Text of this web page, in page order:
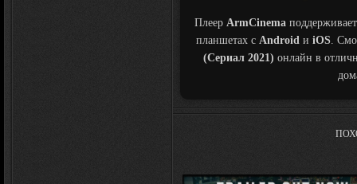
Плеер ArmCinema
планшетах с Androidи iOS.
(Сериал 2021) онлайн в